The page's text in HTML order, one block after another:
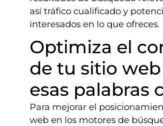
así tráfico cualificado y
interesados en lo que ofreces.
Optimiza el
de tu sitio
esas palabras
Para mejorar el
web en los motores de